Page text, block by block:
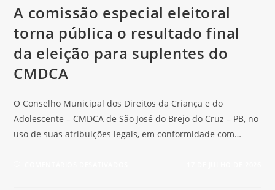
A comissão especial eleitoral
torna pública o resultado final
da eleição para suplentes do
CMDCA
O Conselho Municipal dos Direitos da Criança e do
Adolescente – CMDCA de São José do Brejo do Cruz – PB, no
uso de suas atribuições legais, em conformidade com…